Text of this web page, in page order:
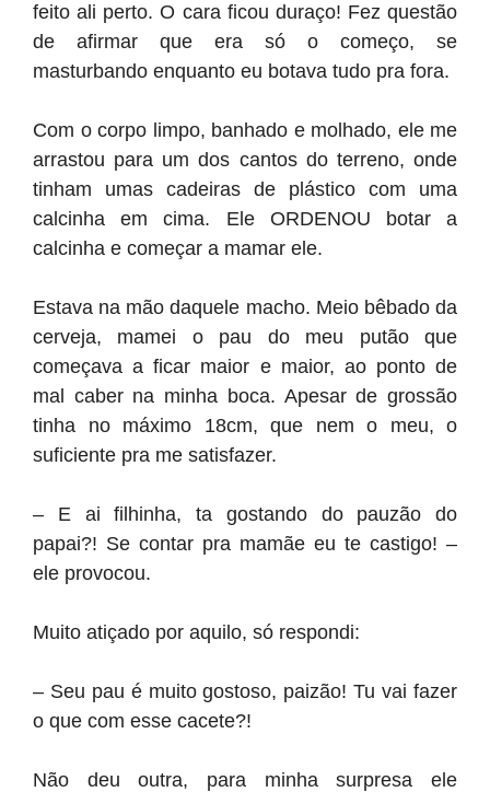
feito ali perto. O cara ficou duraço! Fez questão
de afirmar que era só o começo, se
masturbando enquanto eu botava tudo pra fora.
Com o corpo limpo, banhado e molhado, ele me
arrastou para um dos cantos do terreno, onde
tinham umas cadeiras de plástico com uma
calcinha em cima. Ele ORDENOU botar a
calcinha e começar a mamar ele.
Estava na mão daquele macho. Meio bêbado da
cerveja, mamei o pau do meu putão que
começava a ficar maior e maior, ao ponto de
mal caber na minha boca. Apesar de grossão
tinha no máximo 18cm, que nem o meu, o
suficiente pra me satisfazer.
– E ai filhinha, ta gostando do pauzão do
papai?! Se contar pra mamãe eu te castigo! –
ele provocou.
Muito atiçado por aquilo, só respondi:
– Seu pau é muito gostoso, paizão! Tu vai fazer
o que com esse cacete?!
Não deu outra, para minha surpresa ele